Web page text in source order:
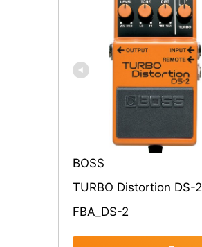
BOSS
TURBO Distortion DS-2
FBA_DS-2